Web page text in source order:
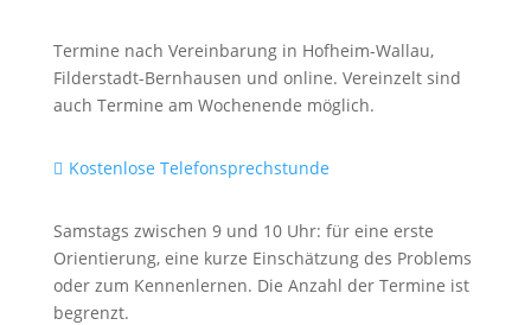
Termine nach Vereinbarung in Hofheim-Wallau,
Filderstadt-Bernhausen und online. Vereinzelt sind
auch Termine am Wochenende möglich.
 Kostenlose Telefonsprechstunde
Samstags zwischen 9 und 10 Uhr: für eine erste
Orientierung, eine kurze Einschätzung des Problems
oder zum Kennenlernen. Die Anzahl der Termine ist
begrenzt.